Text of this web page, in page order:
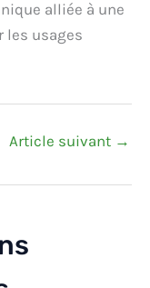
alliée à une
les usages
Article suivant →